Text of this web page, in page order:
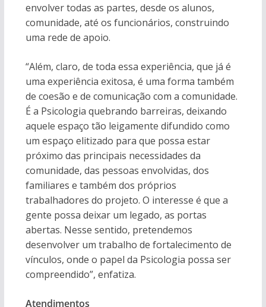
envolver todas as partes, desde os alunos,
comunidade, até os funcionários, construindo
uma rede de apoio.
“Além, claro, de toda essa experiência, que já é
uma experiência exitosa, é uma forma também
de coesão e de comunicação com a comunidade.
É a Psicologia quebrando barreiras, deixando
aquele espaço tão leigamente difundido como
um espaço elitizado para que possa estar
próximo das principais necessidades da
comunidade, das pessoas envolvidas, dos
familiares e também dos próprios
trabalhadores do projeto. O interesse é que a
gente possa deixar um legado, as portas
abertas. Nesse sentido, pretendemos
desenvolver um trabalho de fortalecimento de
vínculos, onde o papel da Psicologia possa ser
compreendido”, enfatiza.
Atendimentos